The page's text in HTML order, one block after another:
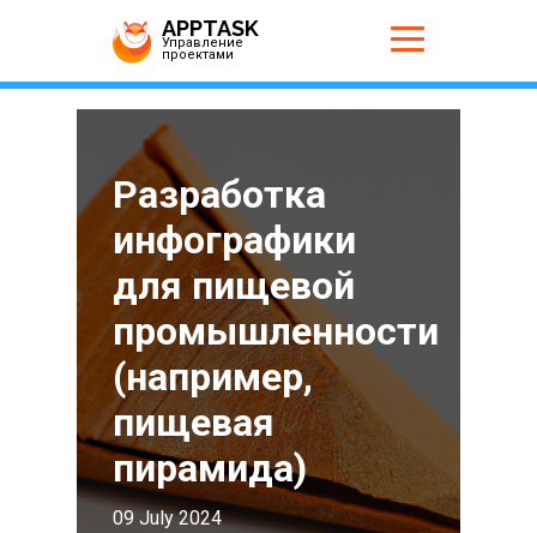
APPTASK
Управление
проектами
Разработка
инфографики
для пищевой
промышленности
(например,
пищевая
пирамида)
09 July 2024